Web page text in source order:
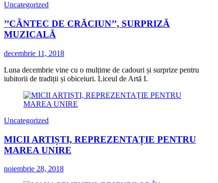
Uncategorized
’’CÂNTEC DE CRĂCIUN’’, SURPRIZĂ
MUZICALĂ
decembrie 11, 2018
Luna decembrie vine cu o mulțime de cadouri și surprize pentru
iubitorii de tradiții și obiceiuri. Liceul de Artă I.
Uncategorized
MICII ARTIȘTI, REPREZENTAȚIE PENTRU
MAREA UNIRE
noiembrie 28, 2018